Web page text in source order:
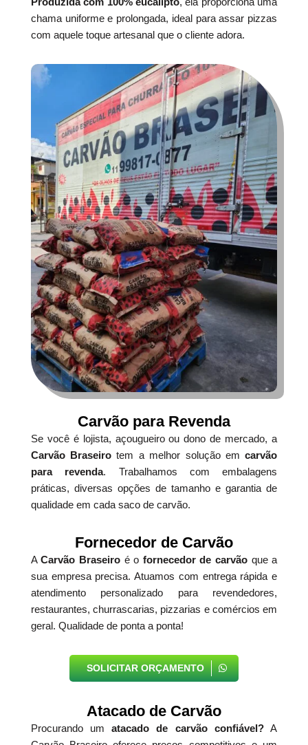
chama uniforme e prolongada, ideal para assar pizzas
com aquele toque artesanal que o cliente adora.
Carvão para Revenda
Se você é lojista, açougueiro ou dono de mercado, a
Carvão Braseiro tem a melhor solução emcarvão
para revenda. Trabalhamos com embalagens
práticas, diversas opções de tamanho e garantia de
qualidade em cada saco de carvão.
Fornecedor de Carvão
ACarvão Braseiro é o fornecedor de carvão que a
sua empresa precisa. Atuamos com entrega rápida e
atendimento personalizado para revendedores,
restaurantes, churrascarias, pizzarias e comércios em
geral. Qualidade de ponta a ponta!
SOLICITAR ORÇAMENTO
Atacado de Carvão
Procurando umatacado de carvão confiável?A